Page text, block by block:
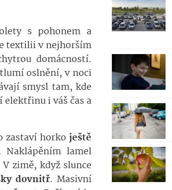
s pohonem a
textilii v nejhorším
domácností.
oslnění, v noci
smysl tam, kde
i váš čas a
zastaví horkoještě
Naklápěním lamel
zimě, když slunce
dovnitř. Masivní